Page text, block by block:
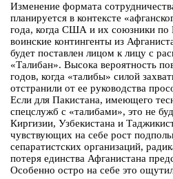
Изменение формата
планируется в контексте
года, когда США и их союзники
воинские контингенты из
будет поставлен лицом к лицу с
«Талибан». Высока вероятность
годов, когда «талибы» силой
отстранили от ее руководства
Если для Пакистана, имеющего
спецслужб с «талибами», это не
Киргизии, Узбекистана и
чувствующих на себе рост
сепаратистских организаций,
потеря единства Афганистана
Особенно остро на себе это